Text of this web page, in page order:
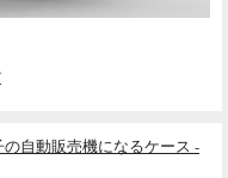
自動販売機になるケース -